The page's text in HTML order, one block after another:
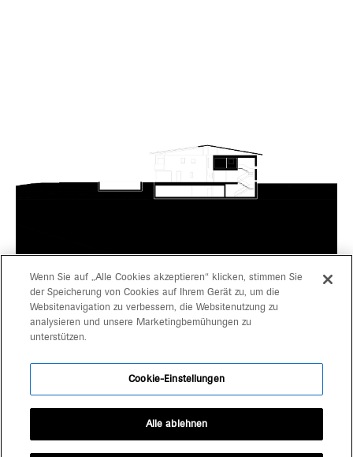
projekte
gerd bergmeister arch
schlachthausgasse 3
39042 brixen
+39 0472 80 11 29
Wenn Sie auf „Alle Cookies akzeptieren“ klicken, stimmen Sie
der Speicherung von Cookies auf Ihrem Gerät zu, um die
Websitenavigation zu verbessern, die Websitenutzung zu
analysieren und unsere Marketingbemühungen zu
unterstützen.
Cookie-Einstellungen
Alle ablehnen